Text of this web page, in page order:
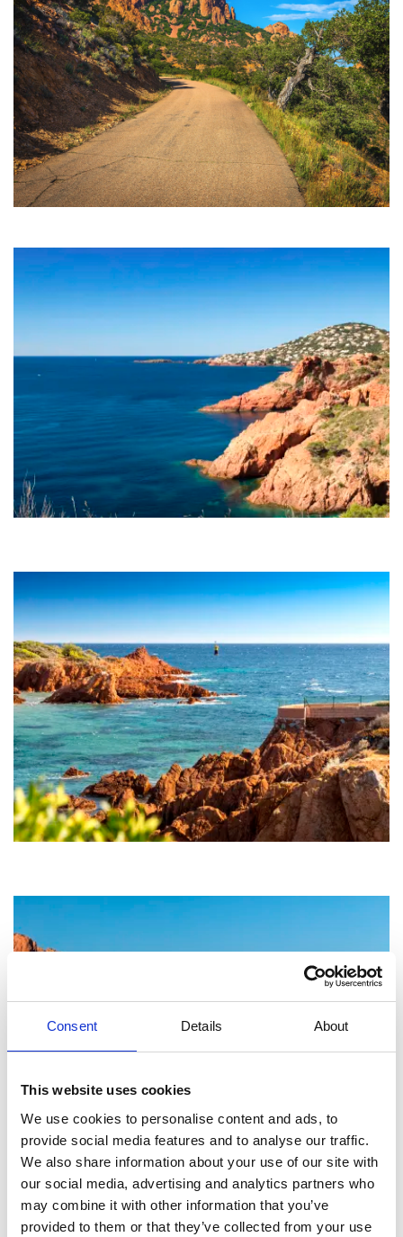
Consent Details About
This website uses cookies
We use cookies to personalise content and ads, to
provide social media features and to analyse our traffic.
We also share information about your use of our site with
our social media, advertising and analytics partners who
may combine it with other information that you’ve
provided to them or that they’ve collected from your use